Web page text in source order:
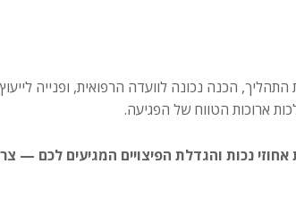
הכנה נכונה לוועדה הרפואית, ופנייה
ארוכות הטווח של הפגיעה.
נכות והגדלת הפיצויים המגיעים לכם —